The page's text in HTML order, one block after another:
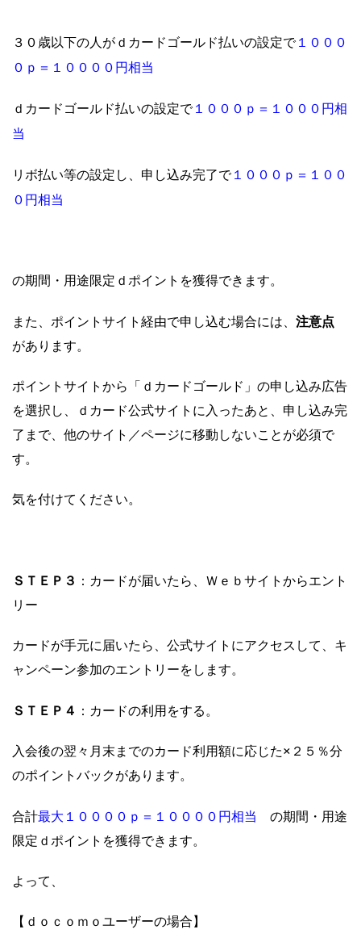
３０歳以下の人がｄカードゴールド払いの設定で１０ ００
０ｐ＝１００００円相当
ｄカードゴールド払いの設定で１０００ｐ＝１０００円相
当
リボ払い等の設定し、申し込み完了で１０００ｐ＝１００
０円相当
の期間・用途限定ｄポイントを獲得できます。
また、ポイントサイト経由で申し込む場合には、 注意点
があります。
ポイントサイトから「ｄカードゴールド」の申し込み広告
を選択し、ｄカード公式サイトに入ったあと、申し込み完
了まで、他のサイト／ページに移動しないことが必須で
す。
気を付けてください。
ＳＴＥＰ３ ：カードが届いたら、Ｗｅｂサイトからエント
リー
カードが手元に届いたら、公式サイトにアクセスして、キ
ャンペーン参加のエントリーをします。
ＳＴＥＰ４ ：カードの利用をする。
入会後の翌々月末までのカード利用額に応じた×２５％分
のポイントバックがあります。
合計最大１００００ｐ＝１００００円相当
の期間・用途
限定ｄポイントを獲得できます。
よって、
【ｄｏｃｏｍｏユーザーの場合】